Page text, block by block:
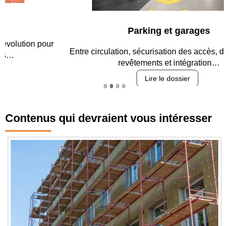
Parking et garages
Entre circulation, sécurisation des accès, durabilité des
revêtements et intégration…
Contenus qui devraient vous intéresser